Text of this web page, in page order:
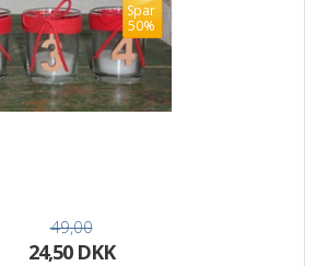
Spar
50%
49,00
24,50 DKK